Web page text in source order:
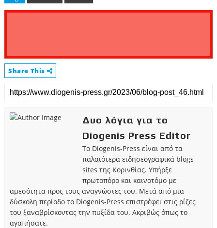
Share This
Δυο λόγια για το
Diogenis Press Editor
Το Diogenis-Press είναι από τα
παλαιότερα ειδησεογραφικά blogs -
sites της Κορινθίας. Υπήρξε
πρωτοπόρο και καινοτόμο με
αμεσότητα προς τους αναγνώστες του. Μετά από μια
δύσκολη περίοδο το Diogenis-Press επιστρέφει στις ρίζες
του ξαναβρίσκοντας την πυξίδα του. Ακριβώς όπως το
αγαπήσατε.